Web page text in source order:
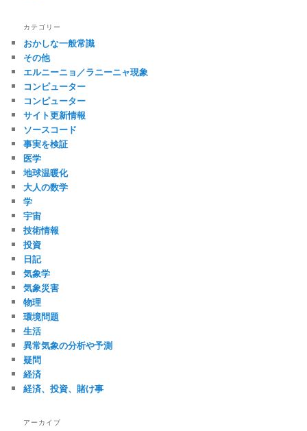
カテゴリー
おかしな一般常識
その他
エルニーニョ／ラニーニャ現象
コンピューター
コンピューター
サイト更新情報
ソースコード
事実を検証
医学
地球温暖化
大人の数学
学
宇宙
技術情報
投資
日記
気象学
気象災害
物理
環境問題
生活
異常気象の分析や予測
疑問
経済
経済、投資、賭け事
アーカイブ